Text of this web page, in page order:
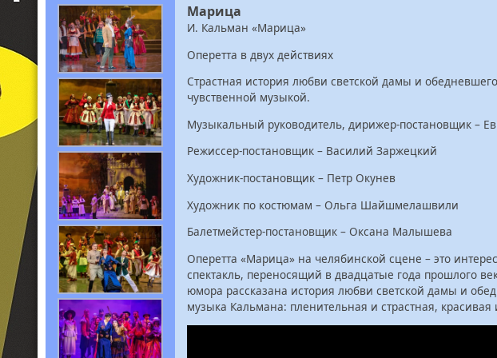
Марица
И. Кальман «Марица»
Оперетта в двух действиях
Страстная история любви светской дамы и
чувственной музыкой.
Музыкальный руководитель, дирижер-постановщик –
Режиссер-постановщик – Василий Заржецкий
Художник-постановщик – Петр Окунев
Художник по костюмам – Ольга Шайшмелашвили
Балетмейстер-постановщик – Оксана Малышева
Оперетта «Марица» на челябинской сцене – это
спектакль, переносящий в двадцатые года прошлого
юмора рассказана история любви светской дамы и
музыка Кальмана: пленительная и страстная,